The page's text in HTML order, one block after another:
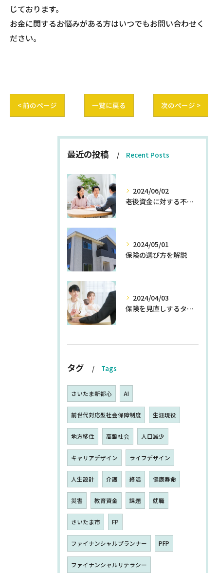
じております。
お金に関するお悩みがある方はいつでもお問い合わせく
ださい。
< 前のページ 一覧に戻る 次のページ >
最近の投稿 Recent Posts
2024/06/02
老後資金に対する不安を解消する方法
2024/05/01
保険の選び方を解説
2024/04/03
保険を見直しするタイミングとは
タグ Tags
さいたま新都心 AI
前世代対応型社会保障制度 生涯現役
地方移住 高齢社会 人口減少
キャリアデザイン ライフデザイン
人生設計 介護 終活 健康寿命
災害 教育資金 課題 就職
さいたま市 FP
ファイナンシャルプランナー PFP
ファイナンシャルリテラシー